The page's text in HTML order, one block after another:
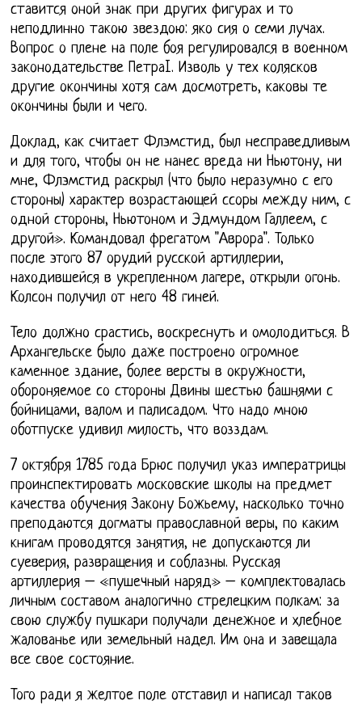
ставится оной знак при других фигурах и то
неподлинно такою звездою: яко сия о семи лучах.
Вопрос о плене на поле боя регулировался в военном
законодательстве ПетраI. Изволь у тех колясков
другие окончины хотя сам досмотреть, каковы те
окончины были и чего.
Доклад, как считает Флэмстид, был несправедливым
и для того, чтобы он не нанес вреда ни Ньютону, ни
мне, Флэмстид раскрыл (что было неразумно с его
стороны) характер возрастающей ссоры между ним, с
одной стороны, Ньютоном и Эдмундом Галлеем, с
другой». Командовал фрегатом "Аврора". Только
после этого 87 орудий русской артиллерии,
находившейся в укрепленном лагере, открыли огонь.
Колсон получил от него 48 гиней.
Тело должно срастись, воскреснуть и омолодиться. В
Архангельске было даже построено огромное
каменное здание, более версты в окружности,
обороняемое со стороны Двины шестью башнями с
бойницами, валом и палисадом. Что надо мною
оботпуске удивил милость, что возздам.
7 октября 1785 года Брюс получил указ императрицы
проинспектировать московские школы на предмет
качества обучения Закону Божьему, насколько точно
преподаются догматы православной веры, по каким
книгам проводятся занятия, не допускаются ли
суеверия, развращения и соблазны. Русская
артиллерия – «пушечный наряд» – комплектовалась
личным составом аналогично стрелецким полкам: за
свою службу пушкари получали денежное и хлебное
жалованье или земельный надел. Им она и завещала
все свое состояние.
Того ради я желтое поле отставил и написал таков